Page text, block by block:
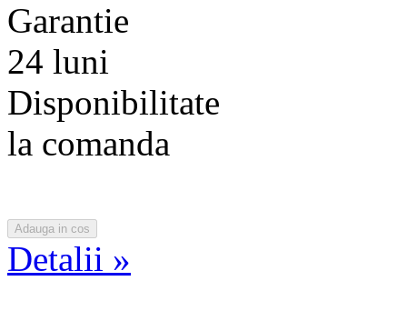
Garantie
24 luni
Disponibilitate
la comanda
Detalii »